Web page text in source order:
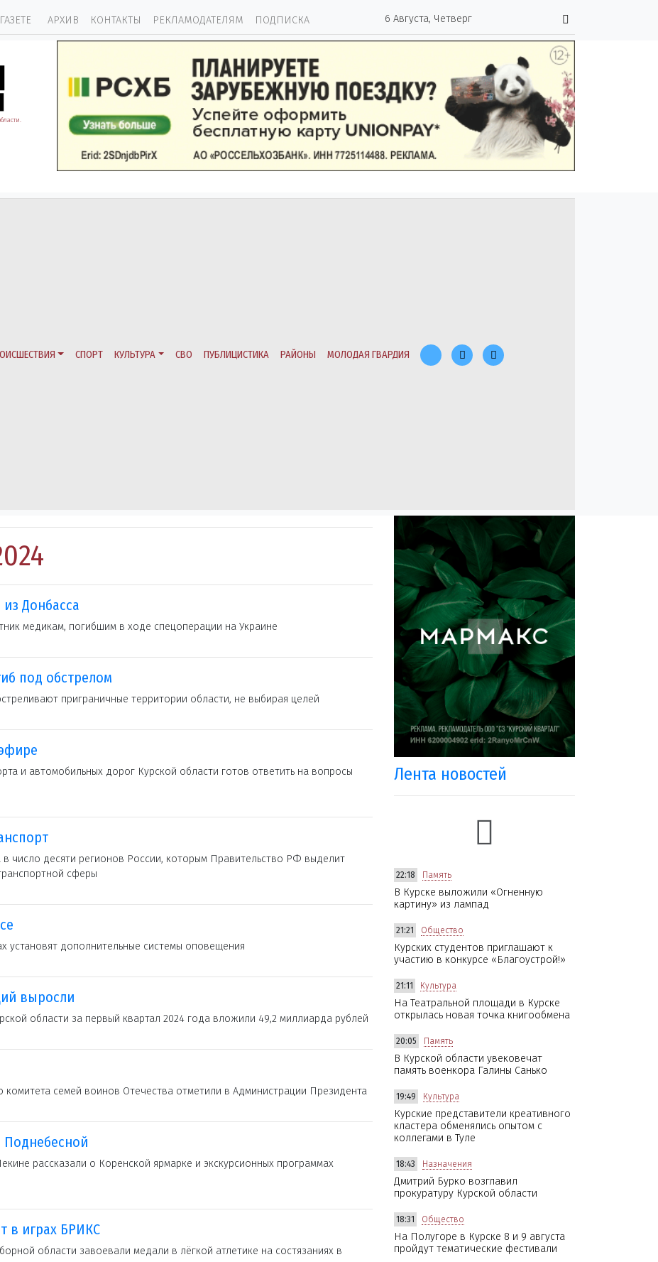
АРХИВ КОНТАКТЫ РЕКЛАМОДАТЕЛЯМ ПОДПИСКА 6 Августа, Четверг
СПОРТ КУЛЬТУРА СВО ПУБЛИЦИСТИКА РАЙОНЫ МОЛОДАЯ ГВАРДИЯ
Донбасса
медикам, погибшим в ходе спецоперации на Украине
под обстрелом
приграничные территории области, не выбирая целей
и автомобильных дорог Курской области готов ответить на вопросы
в число десяти регионов России, которым Правительство РФ выделит
сферы
установят дополнительные системы оповещения
выросли
области за первый квартал 2024 года вложили 49,2 миллиарда рублей
комитета семей воинов Отечества отметили в Администрации Президента
Поднебесной
рассказали о Коренской ярмарке и экскурсионных программах
в играх БРИКС
области завоевали медали в лёгкой атлетике на состязаниях в
Лента новостей
22:18 Память
В Курске выложили «Огненную
картину» из лампад
21:21 Общество
Курских студентов приглашают к
участию в конкурсе «Благоустрой!»
21:11 Культура
На Театральной площади в Курске
открылась новая точка книгообмена
20:05 Память
В Курской области увековечат
память военкора Галины Санько
19:49 Культура
Курские представители креативного
кластера обменялись опытом с
коллегами в Туле
18:43 Назначения
Дмитрий Бурко возглавил
прокуратуру Курской области
18:31 Общество
На Полугоре в Курске 8 и 9 августа
пройдут тематические фестивали